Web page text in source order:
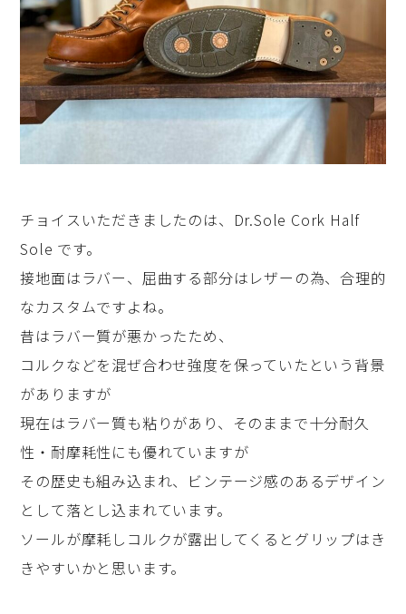
チョイスいただきましたのは、Dr.Sole Cork Half
Sole です。
接地面はラバー、屈曲する部分はレザーの為、合理的
なカスタムですよね。
昔はラバー質が悪かったため、
コルクなどを混ぜ合わせ強度を保っていたという背景
がありますが
現在はラバー質も粘りがあり、そのままで十分耐久
性・耐摩耗性にも優れていますが
その歴史も組み込まれ、ビンテージ感のあるデザイン
として落とし込まれています。
ソールが摩耗しコルクが露出してくるとグリップはき
きやすいかと思います。